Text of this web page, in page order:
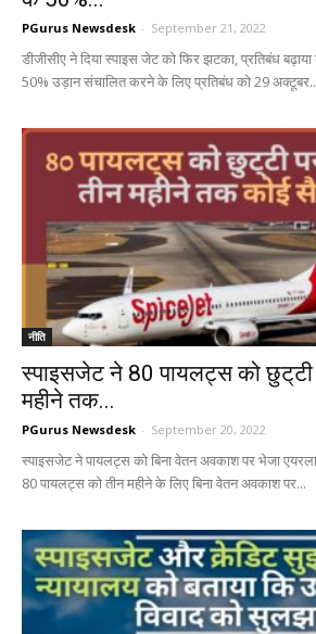
PGurus Newsdesk - September 21, 2022
डीजीसीए ने दिया स्पाइस जेट को फिर झटका, प्रतिबंध
50% उड़ान संचालित करने के लिए प्रतिबंध को 29
नीति
स्पाइसजेट ने 80 पायलट्स को छुट्‌टी
महीने तक...
PGurus Newsdesk - September 20, 2022
स्पाइसजेट ने पायलट्स को बिना वेतन अवकाश पर भेजा
80 पायलट्स को तीन महीने के लिए बिना वेतन अवकाश पर...